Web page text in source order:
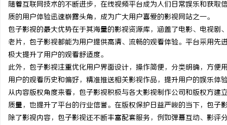
随着互联网技术的不断进步，在线视频平台成为人们日常娱乐和获
质的用户体验迅速崭露头角，成为广大用户喜爱的影视网站之一。
包子影视的最大优势在于其海量的影视资源库，涵盖了电影、电视
老片，包子影视都能为用户提供高清、流畅的观看体验。平台采用
极大提升了用户的观看舒适度。
此外，包子影视注重优化用户界面设计，操作简便，分类明确，方
用户的观看历史和偏好，精准推送相关影视作品，提升用户的娱乐体
从内容版权角度来看，包子影视积极与各大影视制作公司和版权方
质量，也提升了平台的行业信誉。在版权保护日益严峻的当下，包子
除了影视内容，包子影视还不断丰富配套服务，例如弹幕互动、影